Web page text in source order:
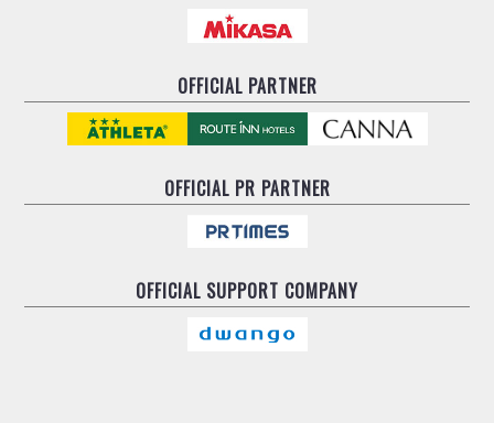
OFFICIAL PARTNER
OFFICIALPR PARTNER
OFFICIAL SUPPORT COMPANY